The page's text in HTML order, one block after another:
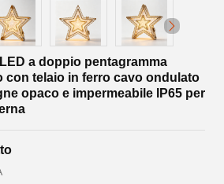
a doppio pentagramma
con telaio in ferro cavo ondulato
opaco e impermeabile IP65 per